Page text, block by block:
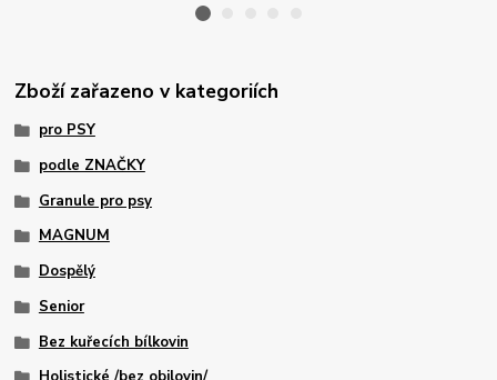
Zboží zařazeno v kategoriích
pro PSY
podle ZNAČKY
Granule pro psy
MAGNUM
Dospělý
Senior
Bez kuřecích bílkovin